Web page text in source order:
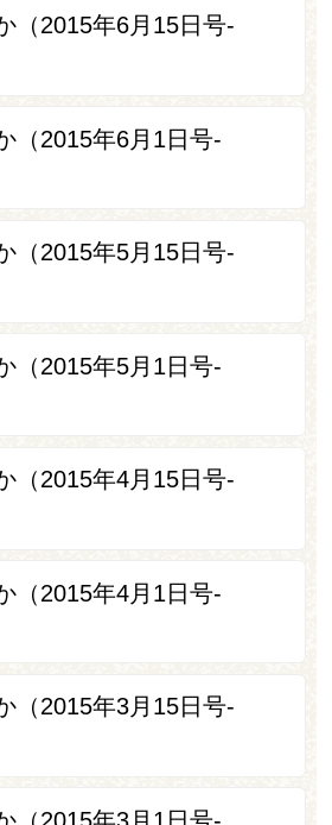
（2015年6月15日号-
（2015年6月1日号-
（2015年5月15日号-
（2015年5月1日号‐
（2015年4月15日号-
（2015年4月1日号-
（2015年3月15日号-